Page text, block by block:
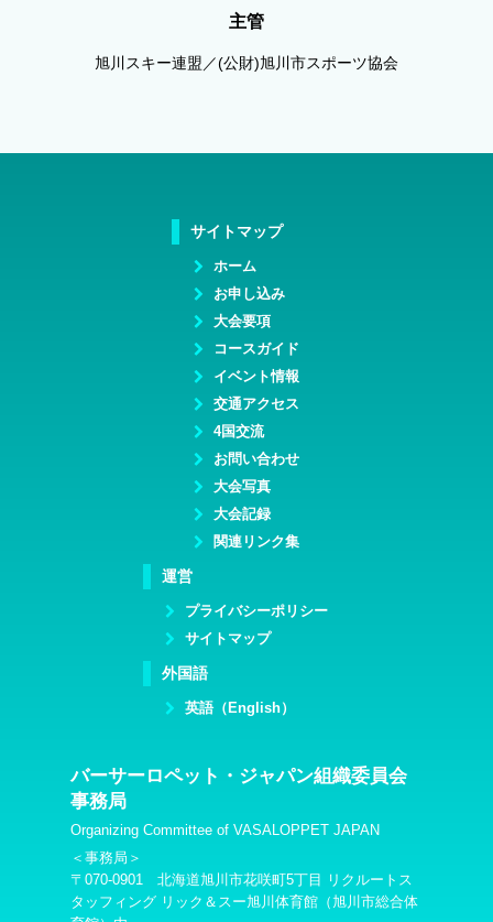
主管
旭川スキー連盟／(公財)旭川市スポーツ協会
サイトマップ
ホーム
お申し込み
大会要項
コースガイド
イベント情報
交通アクセス
4国交流
お問い合わせ
大会写真
大会記録
関連リンク集
運営
プライバシーポリシー
サイトマップ
外国語
英語（English）
バーサーロペット・ジャパン組織委員会
事務局
Organizing Committee of VASALOPPET JAPAN
＜事務局＞
〒070-0901 北海道旭川市花咲町5丁目 リクルートス
タッフィング リック＆スー旭川体育館（旭川市総合体